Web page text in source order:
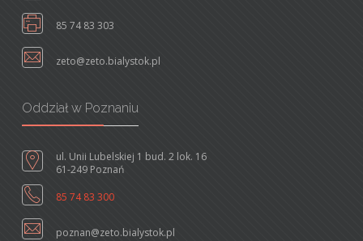
85 74 83 303
zeto@zeto.bialystok.pl
Oddział w Poznaniu
ul. Unii Lubelskiej 1 bud. 2 lok. 16
61-249 Poznań
85 74 83 300
poznan@zeto.bialystok.pl